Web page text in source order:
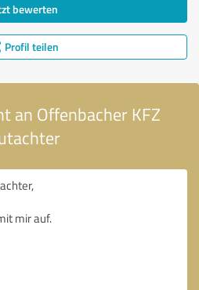
bewerten
Profil teilen
an Offenbacher KFZ